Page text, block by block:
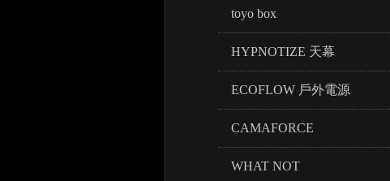
toyo box
HYPNOTIZE 天幕
ECOFLOW 戶外電源
CAMAFORCE
WHAT NOT